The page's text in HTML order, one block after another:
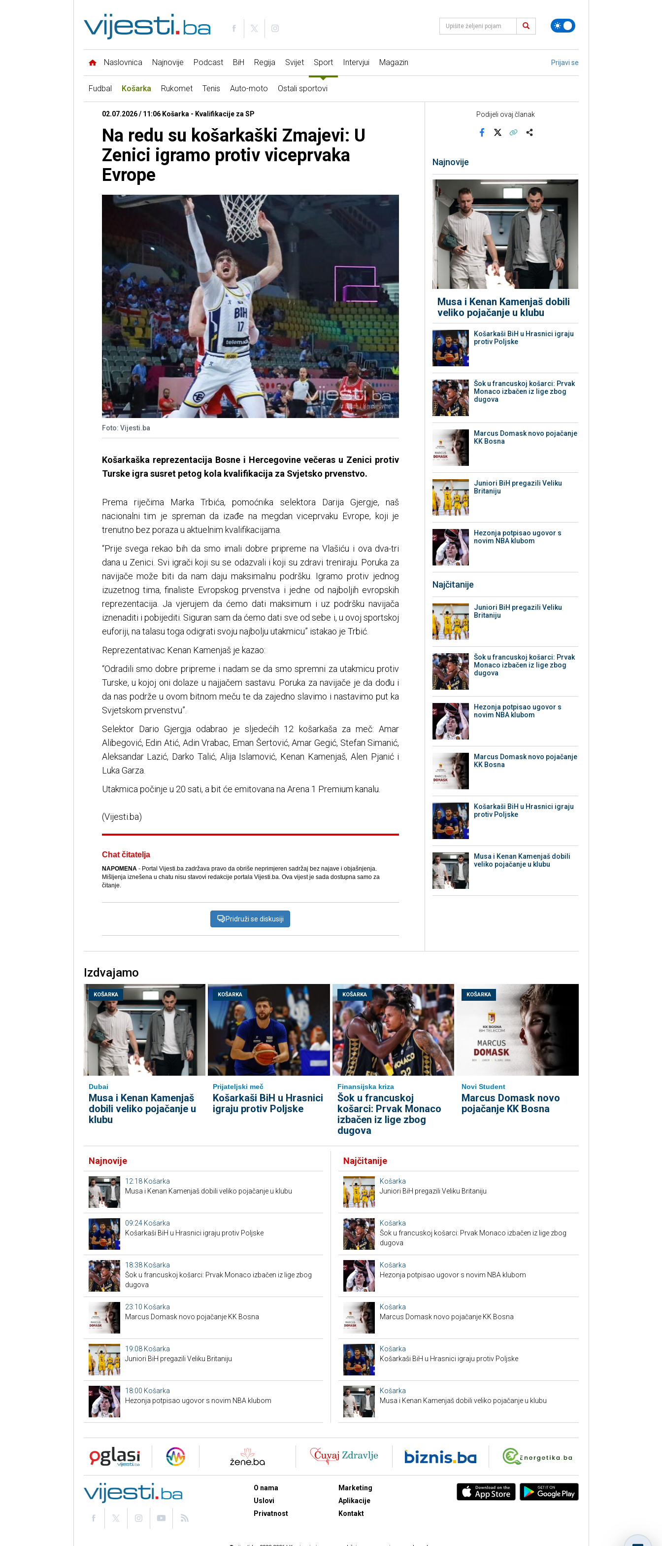
Naslovnica Najnovije Podcast BiH Regija Svijet Sport Intervjui Magazin Prijavi se
Fudbal Košarka Rukomet Tenis Auto-moto Ostali sportovi
02.07.2026 / 11:06 Košarka - Kvalifikacije za SP
Na redu su košarkaški Zmajevi: U
Zenici igramo protiv viceprvaka
Evrope
Foto: Vijesti.ba
Košarkaška reprezentacija Bosne i Hercegovine večeras u Zenici protiv
Turske igra susret petog kola kvalifikacija za Svjetsko prvenstvo.
Prema riječima Marka Trbića, pomoćnika selektora Darija Gjergje, naš
nacionalni tim je spreman da izađe na megdan viceprvaku Evrope, koji je
trenutno bez poraza u aktuelnim kvalifikacijama.
“Prije svega rekao bih da smo imali dobre pripreme na Vlašiću i ova dva-tri
dana u Zenici. Svi igrači koji su se odazvali i koji su zdravi treniraju. Poruka za
navijače može biti da nam daju maksimalnu podršku. Igramo protiv jednog
izuzetnog tima, finaliste Evropskog prvenstva i jedne od najboljih evropskih
reprezentacija. Ja vjerujem da ćemo dati maksimum i uz podršku navijača
iznenaditi i pobijediti. Siguran sam da ćemo dati sve od sebe i, u ovoj sportskoj
euforiji, na talasu toga odigrati svoju najbolju utakmicu” istakao je Trbić.
Reprezentativac Kenan Kamenjaš je kazao:
“Odradili smo dobre pripreme i nadam se da smo spremni za utakmicu protiv
Turske, u kojoj oni dolaze u najjačem sastavu. Poruka za navijače je da dođu i
da nas podrže u ovom bitnom meču te da zajedno slavimo i nastavimo put ka
Svjetskom prvenstvu”.
Selektor Dario Gjergja odabrao je sljedećih 12 košarkaša za meč: Amar
Alibegović, Edin Atić, Adin Vrabac, Eman Šertović, Amar Gegić, Stefan Simanić,
Aleksandar Lazić, Darko Talić, Alija Islamović, Kenan Kamenjaš, Alen Pjanić i
Luka Garza.
Utakmica počinje u 20 sati, a bit će emitovana na Arena 1 Premium kanalu.
(Vijesti.ba)
Chat čitatelja
NAPOMENA- Portal Vijesti.ba zadržava pravo da obriše neprimjeren sadržaj bez najave i objašnjenja.
Mišljenja iznešena u chatu nisu stavovi redakcije portala Vijesti.ba. Ova vijest je sada dostupna samo za
čitanje.
Pridruži se diskusiji
Podijeli ovaj članak
Najnovije
Musa i Kenan Kamenjaš dobili
veliko pojačanje u klubu
Košarkaši BiH u Hrasnici igraju
protiv Poljske
Šok u francuskoj košarci: Prvak
Monaco izbačen iz lige zbog
dugova
Marcus Domask novo pojačanje
KK Bosna
Juniori BiH pregazili Veliku
Britaniju
Hezonja potpisao ugovor s
novim NBA klubom
Najčitanije
Juniori BiH pregazili Veliku
Britaniju
Šok u francuskoj košarci: Prvak
Monaco izbačen iz lige zbog
dugova
Hezonja potpisao ugovor s
novim NBA klubom
Marcus Domask novo pojačanje
KK Bosna
Košarkaši BiH u Hrasnici igraju
protiv Poljske
Musa i Kenan Kamenjaš dobili
veliko pojačanje u klubu
Izdvajamo
KOŠARKA
Dubai
Musa i Kenan Kamenjaš
dobili veliko pojačanje u
klubu
KOŠARKA
Prijateljski meč
Košarkaši BiH u Hrasnici
igraju protiv Poljske
KOŠARKA
Finansijska kriza
Šok u francuskoj
košarci: Prvak Monaco
izbačen iz lige zbog
dugova
KOŠARKA
Novi Student
Marcus Domask novo
pojačanje KK Bosna
Najnovije
12:18 Košarka
Musa i Kenan Kamenjaš dobili veliko pojačanje u klubu
09:24 Košarka
Košarkaši BiH u Hrasnici igraju protiv Poljske
18:38 Košarka
Šok u francuskoj košarci: Prvak Monaco izbačen iz lige zbog
dugova
23:10 Košarka
Marcus Domask novo pojačanje KK Bosna
19:08 Košarka
Juniori BiH pregazili Veliku Britaniju
18:00 Košarka
Hezonja potpisao ugovor s novim NBA klubom
Najčitanije
Košarka
Juniori BiH pregazili Veliku Britaniju
Košarka
Šok u francuskoj košarci: Prvak Monaco izbačen iz lige zbog
dugova
Košarka
Hezonja potpisao ugovor s novim NBA klubom
Košarka
Marcus Domask novo pojačanje KK Bosna
Košarka
Košarkaši BiH u Hrasnici igraju protiv Poljske
Košarka
Musa i Kenan Kamenjaš dobili veliko pojačanje u klubu
O nama
Uslovi
Privatnost
Marketing
Aplikacije
Kontakt